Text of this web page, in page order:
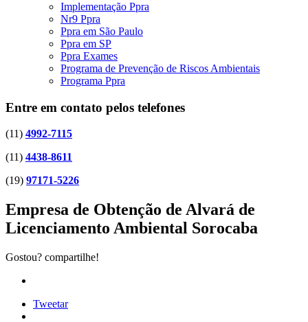
Implementação Ppra
Nr9 Ppra
Ppra em São Paulo
Ppra em SP
Ppra Exames
Programa de Prevenção de Riscos Ambientais
Programa Ppra
Entre em contato pelos telefones
(11) 4992-7115
(11) 4438-8611
(19) 97171-5226
Empresa de Obtenção de Alvará de
Licenciamento Ambiental Sorocaba
Gostou? compartilhe!
Tweetar